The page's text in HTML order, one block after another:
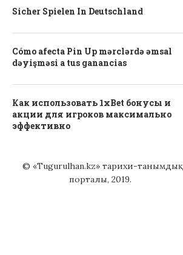
Sicher Spielen In Deutschland
Cómo afecta Pin Up mərclərdə əmsal
dəyişməsi a tus ganancias
Как использовать 1xBet бонусы и
акции для игроков максимально
эффективно
© «Tugurulhan.kz» тарихи-танымдық
порталы, 2019.